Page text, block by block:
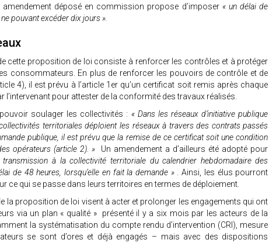
amendement déposé en commission propose d’imposer « un délai de
pouvant excéder dix jours ».
cette proposition de loi consiste à renforcer les contrôles et à protéger
consommateurs. En plus de renforcer les pouvoirs de contrôle et de
4), il est prévu à l’article 1er qu’un certificat soit remis après chaque
l’intervenant pour attester de la conformité des travaux réalisés.
soulager les collectivités : « Dans les réseaux d’initiative publique
territoriales déploient les réseaux à travers des contrats passés
publique, il est prévu que la remise de ce certificat soit une condition
opérateurs (article 2). »
Un amendement a d’ailleurs été adopté pour
transmission à la collectivité territoriale du calendrier hebdomadaire des
de 48 heures, lorsqu’elle en fait la demande »
. Ainsi, les élus pourront
ce qui se passe dans leurs territoires en termes de déploiement.
la proposition de loi visent à acter et prolonger les engagements qui ont
via un plan « qualité » présenté il y a six mois par les acteurs de la
la systématisation du compte rendu d’intervention (CRI), mesure
se sont d’ores et déjà engagés – mais avec des dispositions